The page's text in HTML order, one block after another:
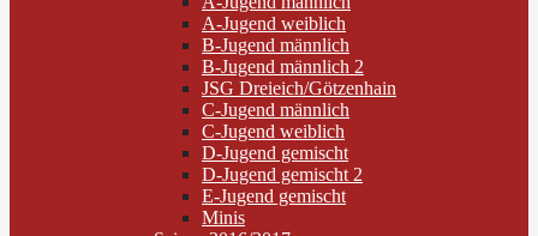
A-Jugend weiblich
B-Jugend männlich
B-Jugend männlich 2
JSG Dreieich/Götzenhain
C-Jugend männlich
C-Jugend weiblich
D-Jugend gemischt
D-Jugend gemischt 2
E-Jugend gemischt
Minis